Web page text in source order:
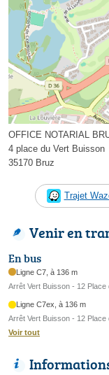
OFFICE NOTARIAL
4 place du Vert Buisson
35170 Bruz
Trajet
Venir en
En bus
Ligne C7, à 136 m
Arrêt Vert Buisson - 12 Place
Ligne C7ex, à 136 m
Arrêt Vert Buisson - 12 Place
Voir tout